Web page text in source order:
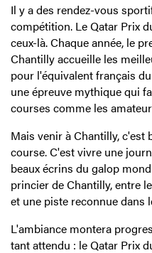
Il y a des rendez-vous
compétition. Le Qatar Prix
ceux-là. Chaque année, le
Chantilly accueille les
pour l'équivalent français
une épreuve mythique qui
courses comme les
Mais venir à Chantilly, c'est
course. C'est vivre une
beaux écrins du galop
princier de Chantilly, entre
et une piste reconnue dans
L'ambiance montera
tant attendu : le Qatar Prix